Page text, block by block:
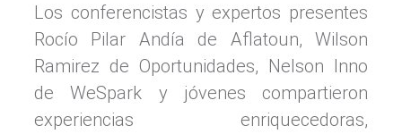
Los conferencistas y expertos presentes
Rocío Pilar Andía de Aflatoun, Wilson
Ramirez de Oportunidades, Nelson Inno
de WeSpark y jóvenes compartieron
experiencias enriquecedoras,